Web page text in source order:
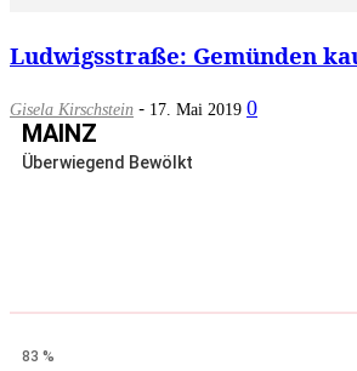
Ludwigsstraße: Gemünden
Gisela Kirschstein - 17. Mai 2019 0
MAINZ
Überwiegend Bewölkt
83 %